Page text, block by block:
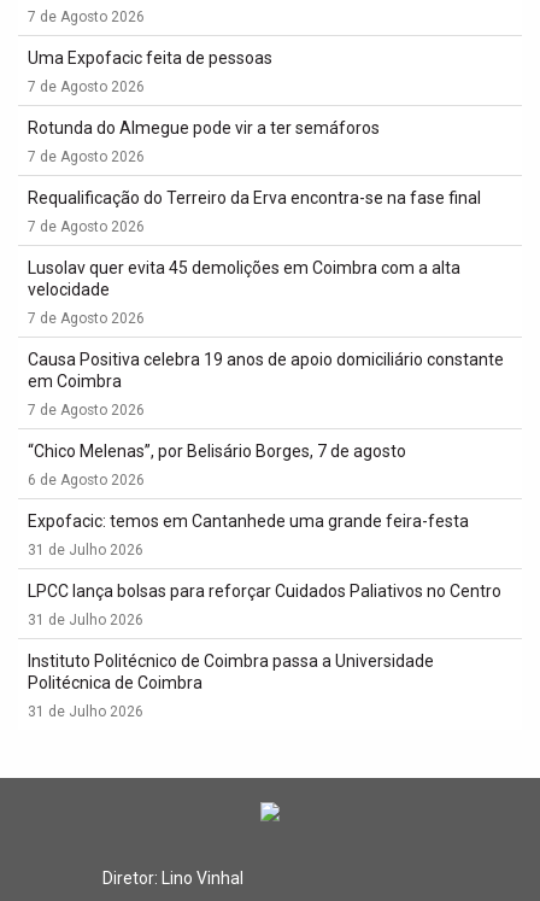
7 de Agosto 2026
Uma Expofacic feita de pessoas
7 de Agosto 2026
Rotunda do Almegue pode vir a ter semáforos
7 de Agosto 2026
Requalificação do Terreiro da Erva encontra-se na fase final
7 de Agosto 2026
Lusolav quer evita 45 demolições em Coimbra com a alta
velocidade
7 de Agosto 2026
Causa Positiva celebra 19 anos de apoio domiciliário constante
em Coimbra
7 de Agosto 2026
“Chico Melenas”, por Belisário Borges, 7 de agosto
6 de Agosto 2026
Expofacic: temos em Cantanhede uma grande feira-festa
31 de Julho 2026
LPCC lança bolsas para reforçar Cuidados Paliativos no Centro
31 de Julho 2026
Instituto Politécnico de Coimbra passa a Universidade
Politécnica de Coimbra
31 de Julho 2026
Diretor: Lino Vinhal